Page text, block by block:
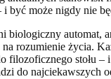
i być może nigdy nie
biologiczny automat,
rozumienie życia.
filozoficznego stołu – i
do najciekawszych